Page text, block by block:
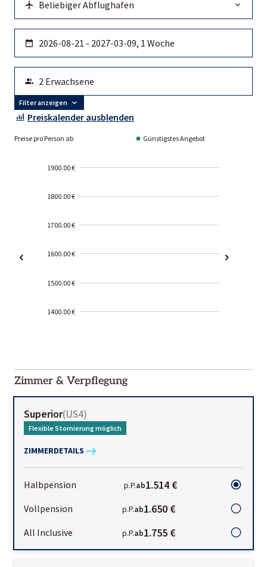
Filter anzeigen
Preiskalender ausblenden
Preise pro Person ab Günstigstes Angebot
1900.00 €
1800.00 €
1700.00 €
1600.00 €
1500.00 €
1400.00 €
01-02
Zimmer & Verpflegung
Superior(US4)
Flexible Stornierung möglich
ZIMMERDETAILS
Halbpension p.P.ab1.514 €
Vollpension p.P.ab1.650 €
All Inclusive p.P.ab1.755 €